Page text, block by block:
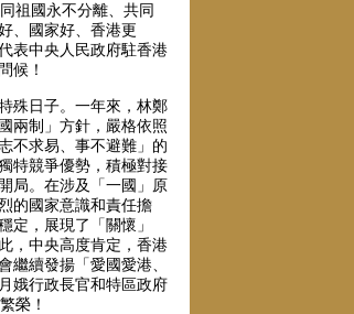
祖國永不分離、共同
、國家好、香港更
表中央人民政府駐香港
候！
殊日子。一年來，林鄭
兩制」方針，嚴格依照
不求易、事不避難」的
特競爭優勢，積極對接
局。在涉及「一國」原
的國家意識和責任擔
定，展現了「關懷」
，中央高度肯定，香港
繼續發揚「愛國愛港、
娥行政長官和特區政府
榮！